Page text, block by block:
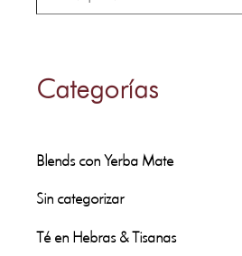
Categorías
Blends con Yerba Mate
Sin categorizar
Té en Hebras & Tisanas